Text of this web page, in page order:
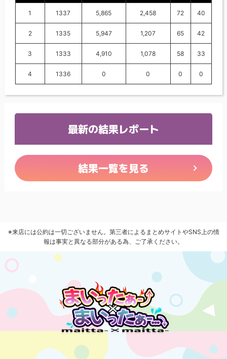
1 1337 5,865 2,458 72 40
2 1335 5,947 1,207 65 42
3 1333 4,910 1,078 58 33
4 1336 0 0 0 0
最新の結果レポート
結果一覧を見る
※来店には公約は一切ございません。第三者によるまとめサイトやSNS上の情
報は事実と異なる部分がある為、ご了承ください。